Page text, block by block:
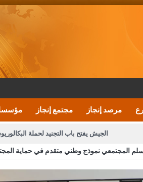
مجتمع إنجاز مرصد إنجاز
الجيش يفتح باب التجنيد لحملة
رؤساء تحرير الصحف اليومية ويؤكد حرص مجلس
المجتمعي نموذج وطني متقدم في حماية